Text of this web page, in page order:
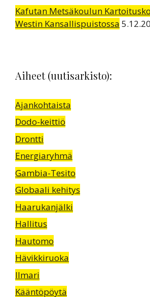
Kafutan Metsäkoulun
Westin Kansallispuistossa
Aiheet (uutisarkisto):
Ajankohtaista
Dodo-keittiö
Drontti
Energiaryhmä
Gambia-Tesito
Globaali kehitys
Haarukanjälki
Hallitus
Hautomo
Hävikkiruoka
Ilmari
Kääntöpöytä